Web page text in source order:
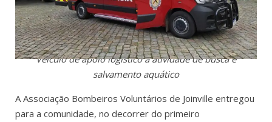
Veículo de apoio logístico a atividade de busca e
salvamento aquático
A Associação Bombeiros Voluntários de Joinville entregou
para a comunidade, no decorrer do primeiro